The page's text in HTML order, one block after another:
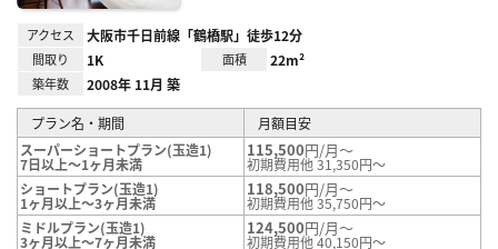
アクセス 大阪市千日前線「鶴橋駅」徒歩12分
間取り 1K 面積 22m²
築年数 2008年 11月 築
プラン名・期間
月額目安
スーパーショートプラン(玉造1)
7日以上～1ヶ月未満
115,500円/月～
初期費用他 31,350円～
ショートプラン(玉造1)
1ヶ月以上～3ヶ月未満
118,500円/月～
初期費用他 35,750円～
ミドルプラン(玉造1)
3ヶ月以上～7ヶ月未満
124,500円/月～
初期費用他 40,150円～